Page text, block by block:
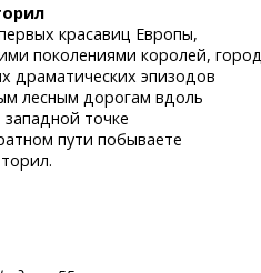
красавиц Европы,
поколениями королей, город
драматических эпизодов
лесным дорогам вдоль
точке
пути побываете